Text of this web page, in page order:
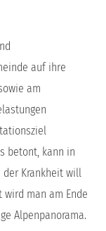
auf ihre
am
betont, kann in
der Krankheit will
man am Ende
Alpenpanorama.